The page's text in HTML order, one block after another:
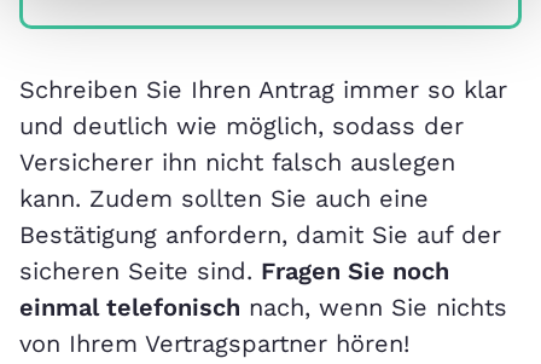
Schreiben Sie Ihren Antrag immer so klar
und deutlich wie möglich, sodass der
Versicherer ihn nicht falsch auslegen
kann. Zudem sollten Sie auch eine
Bestätigung anfordern, damit Sie auf der
sicheren Seite sind. Fragen Sie noch
einmal telefonisch nach, wenn Sie nichts
von Ihrem Vertragspartner hören!